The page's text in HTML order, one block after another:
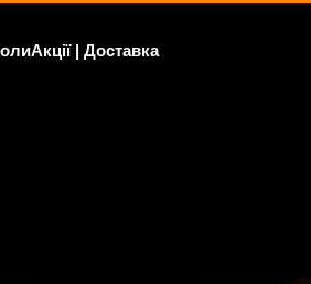
Акції | Доставка